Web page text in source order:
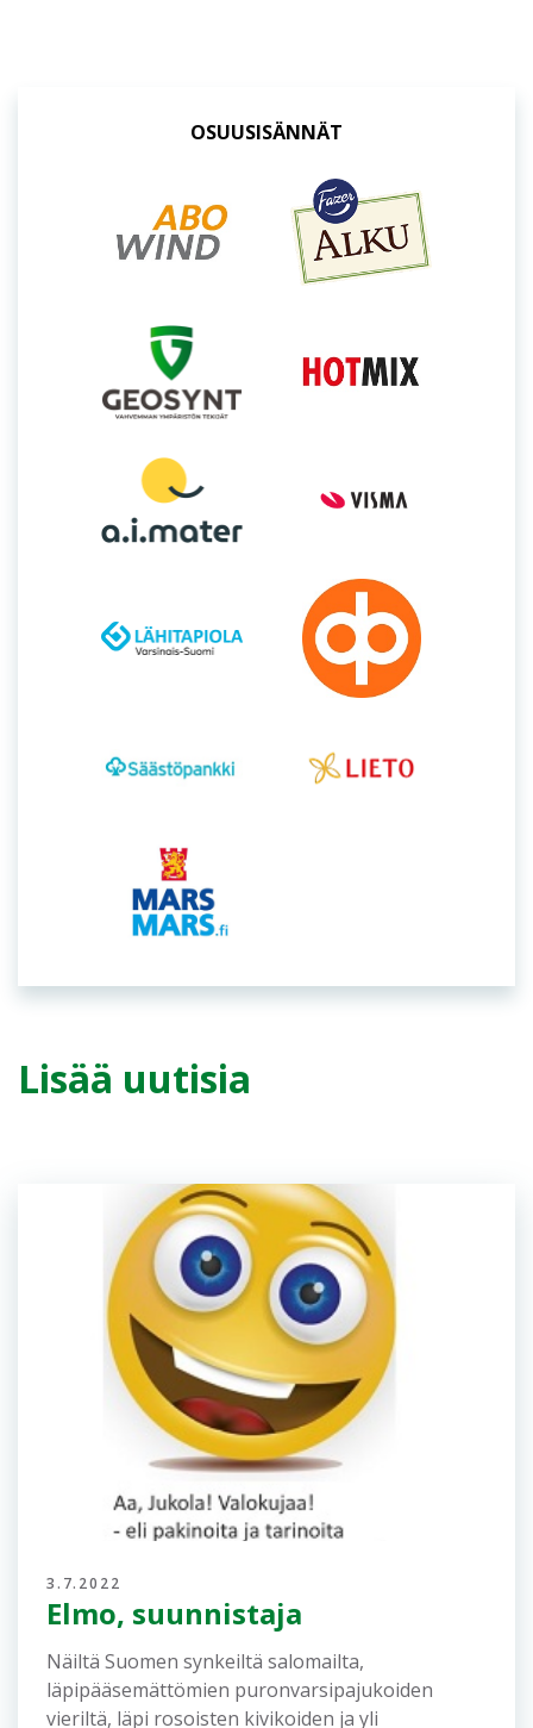
OSUUSISÄNNÄT
Lisää uutisia
3.7.2022
Elmo, suunnistaja
Näiltä Suomen synkeiltä salomailta,
läpipääsemättömien puronvarsipajukoiden
vieriltä, läpi rosoisten kivikoiden ja yli